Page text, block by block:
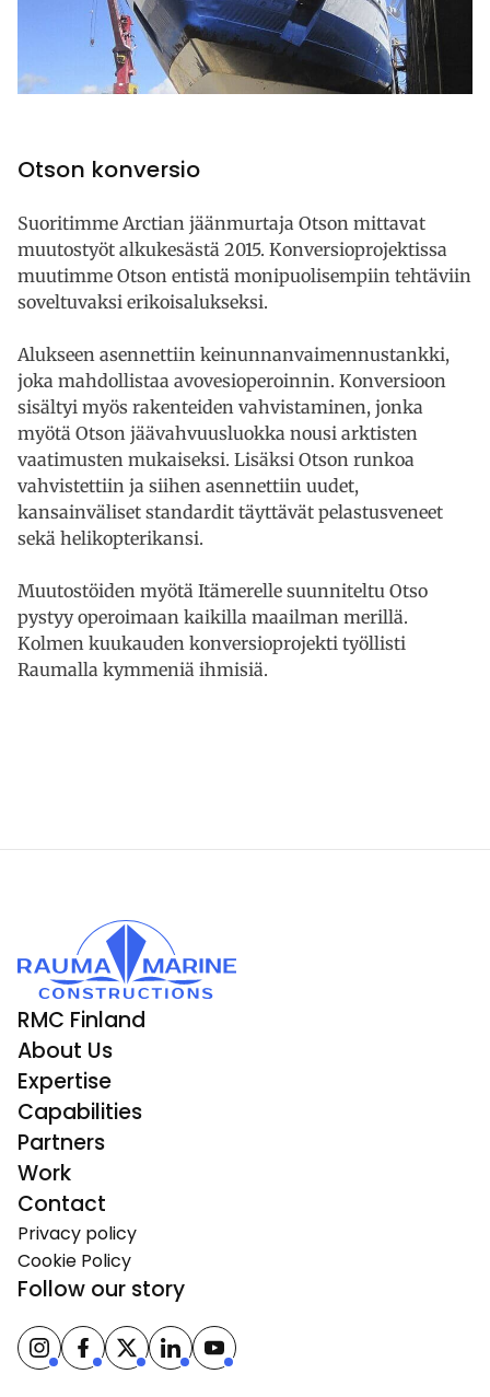
Otson konversio
Suoritimme Arctian jäänmurtaja Otson mittavat
muutostyöt alkukesästä 2015. Konversioprojektissa
muutimme Otson entistä monipuolisempiin tehtäviin
soveltuvaksi erikoisalukseksi.
Alukseen asennettiin keinunnanvaimennustankki,
joka mahdollistaa avovesioperoinnin. Konversioon
sisältyi myös rakenteiden vahvistaminen, jonka
myötä Otson jäävahvuusluokka nousi arktisten
vaatimusten mukaiseksi. Lisäksi Otson runkoa
vahvistettiin ja siihen asennettiin uudet,
kansainväliset standardit täyttävät pelastusveneet
sekä helikopterikansi.
Muutostöiden myötä Itämerelle suunniteltu Otso
pystyy operoimaan kaikilla maailman merillä.
Kolmen kuukauden konversioprojekti työllisti
Raumalla kymmeniä ihmisiä.
RMC Finland
About Us
Expertise
Capabilities
Partners
Work
Contact
Privacy policy
Cookie Policy
Follow our story